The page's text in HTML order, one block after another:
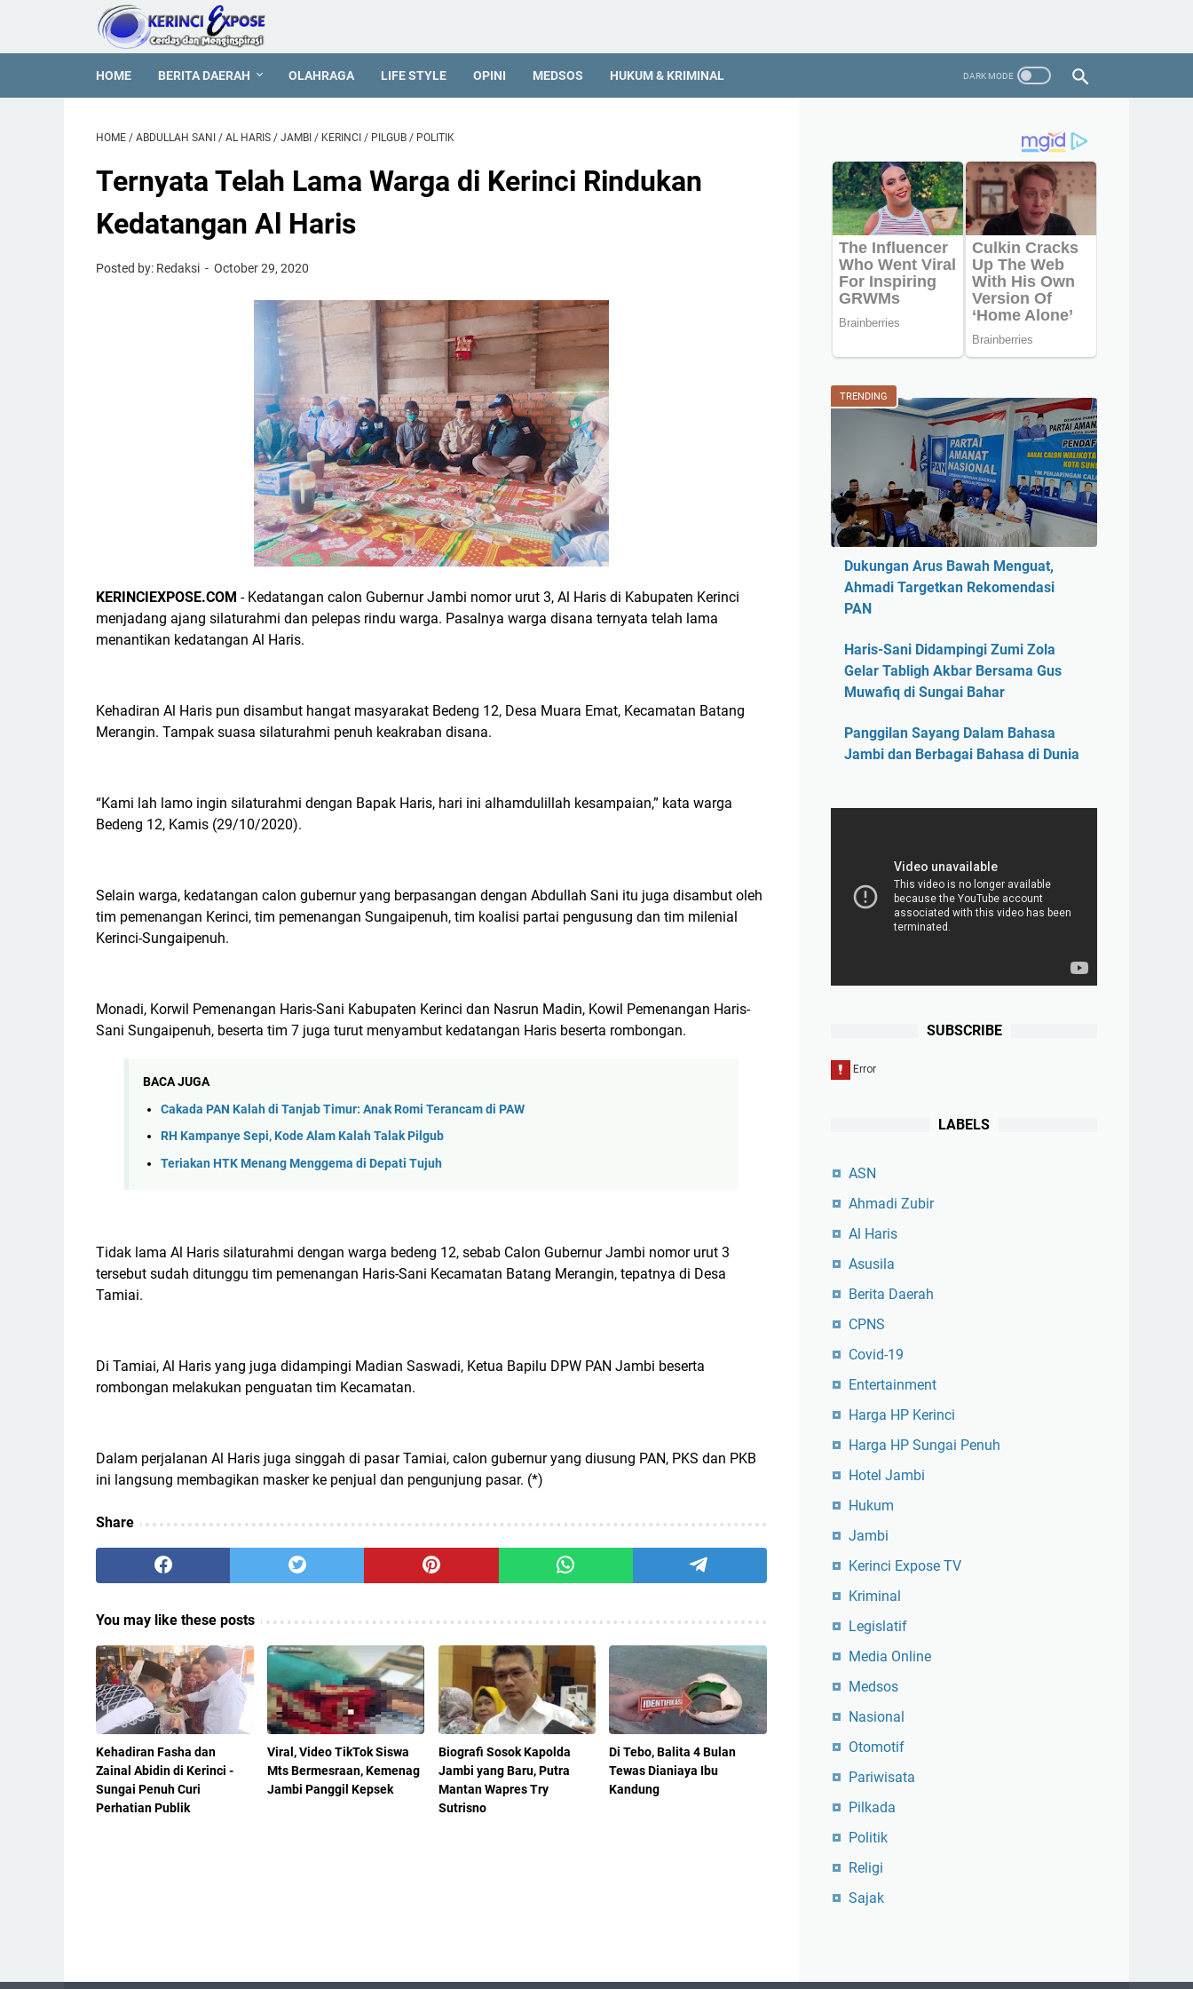
HOME BERITA DAERAH OLAHRAGA LIFE STYLE OPINI MEDSOS HUKUM & KRIMINAL
HOME / ABDULLAH SANI / AL HARIS / JAMBI / KERINCI / PILGUB / POLITIK
Ternyata Telah Lama Warga di Kerinci Rindukan
Kedatangan Al Haris
Posted by: Redaksi October 29, 2020
KERINCIEXPOSE.COM - Kedatangan calon Gubernur Jambi nomor urut 3, Al Haris di Kabupaten Kerinci
menjadang ajang silaturahmi dan pelepas rindu warga. Pasalnya warga disana ternyata telah lama
menantikan kedatangan Al Haris.
Kehadiran Al Haris pun disambut hangat masyarakat Bedeng 12, Desa Muara Emat, Kecamatan Batang
Merangin. Tampak suasa silaturahmi penuh keakraban disana.
“Kami lah lamo ingin silaturahmi dengan Bapak Haris, hari ini alhamdulillah kesampaian,” kata warga
Bedeng 12, Kamis (29/10/2020).
Selain warga, kedatangan calon gubernur yang berpasangan dengan Abdullah Sani itu juga disambut oleh
tim pemenangan Kerinci, tim pemenangan Sungaipenuh, tim koalisi partai pengusung dan tim milenial
Kerinci-Sungaipenuh.
Monadi, Korwil Pemenangan Haris-Sani Kabupaten Kerinci dan Nasrun Madin, Kowil Pemenangan Haris-
Sani Sungaipenuh, beserta tim 7 juga turut menyambut kedatangan Haris beserta rombongan.
BACA JUGA
Cakada PAN Kalah di Tanjab Timur: Anak Romi Terancam di PAW
RH Kampanye Sepi, Kode Alam Kalah Talak Pilgub
Teriakan HTK Menang Menggema di Depati Tujuh
Tidak lama Al Haris silaturahmi dengan warga bedeng 12, sebab Calon Gubernur Jambi nomor urut 3
tersebut sudah ditunggu tim pemenangan Haris-Sani Kecamatan Batang Merangin, tepatnya di Desa
Tamiai.
Di Tamiai, Al Haris yang juga didampingi Madian Saswadi, Ketua Bapilu DPW PAN Jambi beserta
rombongan melakukan penguatan tim Kecamatan.
Dalam perjalanan Al Haris juga singgah di pasar Tamiai, calon gubernur yang diusung PAN, PKS dan PKB
ini langsung membagikan masker ke penjual dan pengunjung pasar. (*)
Share
You may like these posts
Kehadiran Fasha dan
Zainal Abidin di Kerinci -
Sungai Penuh Curi
Perhatian Publik
Viral, Video TikTok Siswa
Mts Bermesraan, Kemenag
Jambi Panggil Kepsek
Biografi Sosok Kapolda
Jambi yang Baru, Putra
Mantan Wapres Try
Sutrisno
Di Tebo, Balita 4 Bulan
Tewas Dianiaya Ibu
Kandung
TRENDING
Dukungan Arus Bawah Menguat,
Ahmadi Targetkan Rekomendasi
PAN
Haris-Sani Didampingi Zumi Zola
Gelar Tabligh Akbar Bersama Gus
Muwafiq di Sungai Bahar
Panggilan Sayang Dalam Bahasa
Jambi dan Berbagai Bahasa di Dunia
SUBSCRIBE
LABELS
ASN
Ahmadi Zubir
Al Haris
Asusila
Berita Daerah
CPNS
Covid-19
Entertainment
Harga HP Kerinci
Harga HP Sungai Penuh
Hotel Jambi
Hukum
Jambi
Kerinci Expose TV
Kriminal
Legislatif
Media Online
Medsos
Nasional
Otomotif
Pariwisata
Pilkada
Politik
Religi
Sajak